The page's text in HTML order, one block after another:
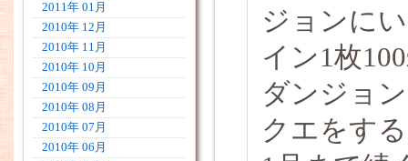
2011年 01月
2010年 12月
2010年 11月
2010年 10月
2010年 09月
2010年 08月
2010年 07月
2010年 06月
ジョンに
イン1枚
ダンジョ
クエをす